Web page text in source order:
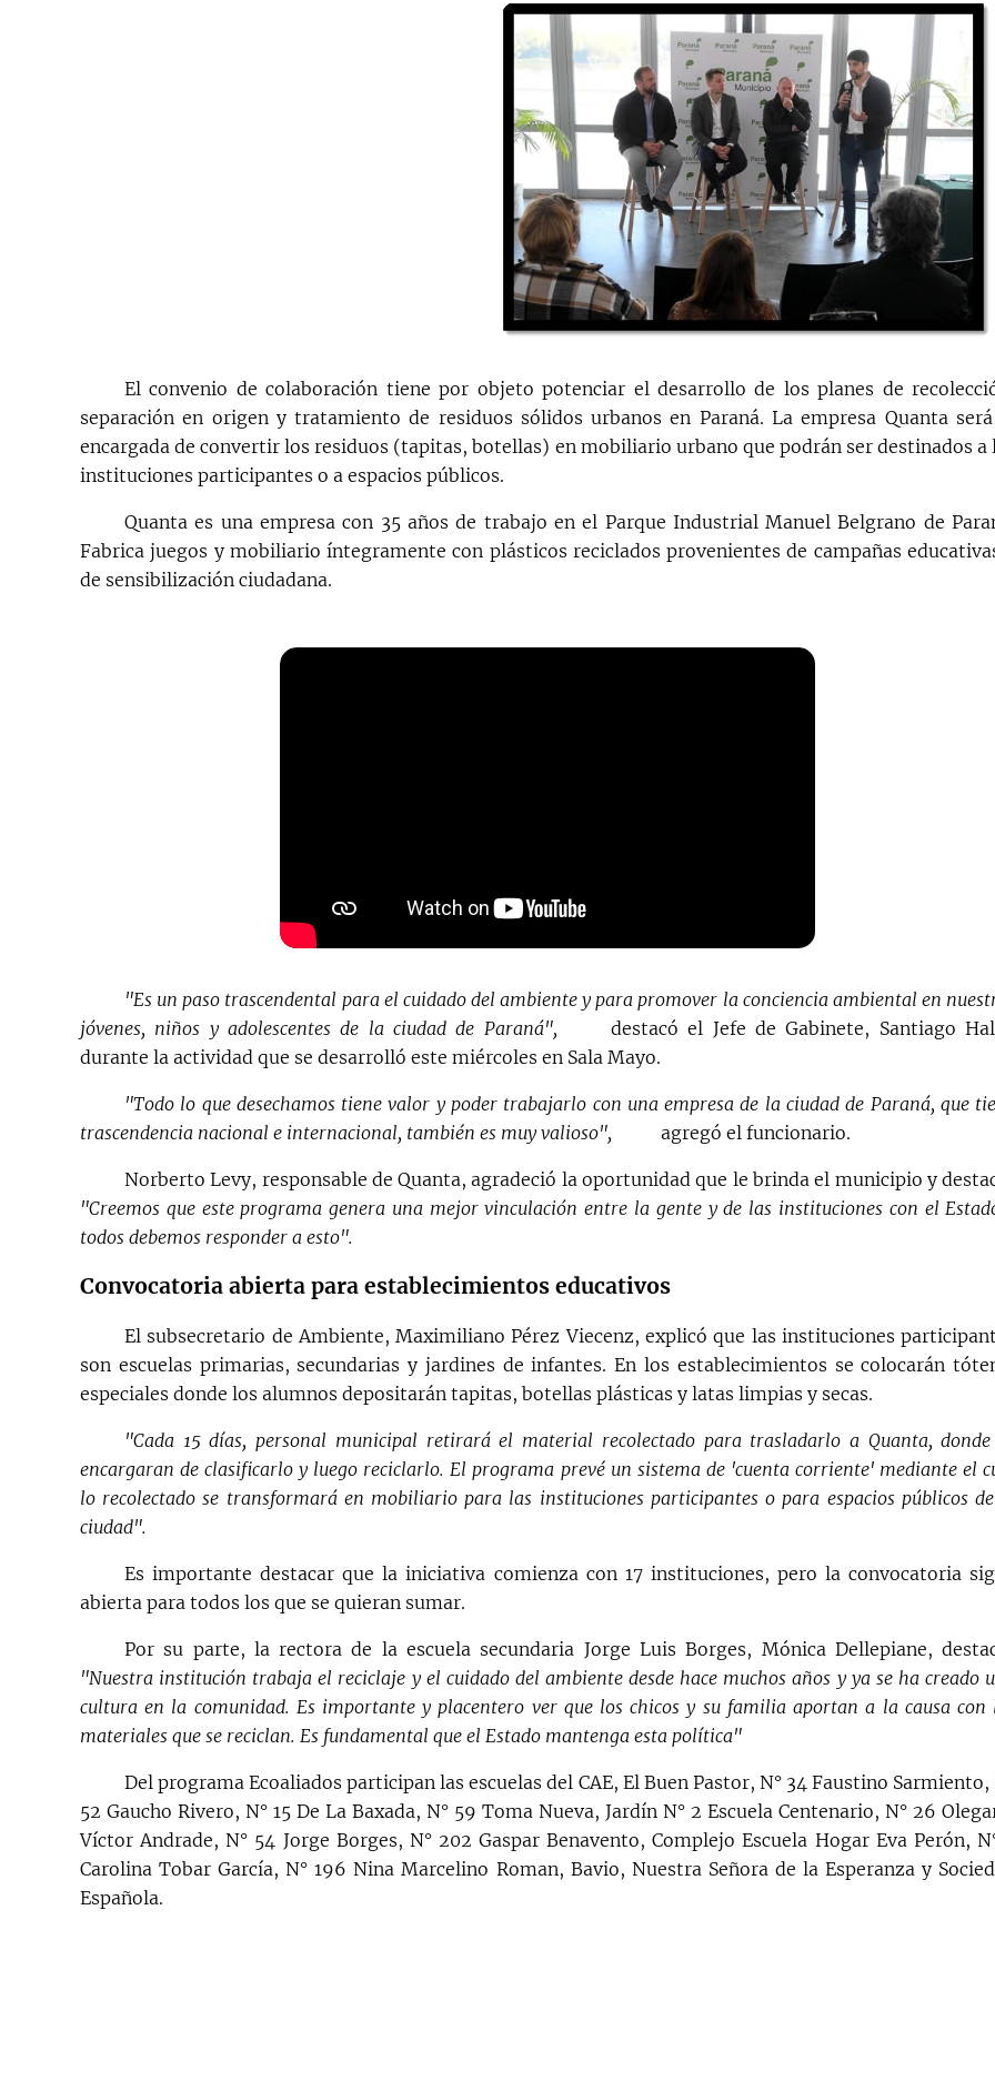
El convenio de colaboración tiene por objeto potenciar el desarrollo de los planes de
separación en origen y tratamiento de residuos sólidos urbanos en Paraná. La empresa Quanta
encargada de convertir los residuos (tapitas, botellas) en mobiliario urbano que podrán ser destinados a
instituciones participantes o a espacios públicos.
Quanta es una empresa con 35 años de trabajo en el Parque Industrial Manuel Belgrano de
Fabrica juegos y mobiliario íntegramente con plásticos reciclados provenientes de campañas
de sensibilización ciudadana.
"Es un paso trascendental para el cuidado del ambiente y para promover la conciencia ambiental en
jóvenes, niños y adolescentes de la ciudad de Paraná",
destacó el Jefe de Gabinete, Santiago
durante la actividad que se desarrolló este miércoles en Sala Mayo.
"Todo lo que desechamos tiene valor y poder trabajarlo con una empresa de la ciudad de Paraná, que
trascendencia nacional e internacional, también es muy valioso",
agregó el funcionario.
Norberto Levy, responsable de Quanta, agradeció la oportunidad que le brinda el municipio y
"Creemos que este programa genera una mejor vinculación entre la gente y de las instituciones con el
todos debemos responder a esto".
Convocatoria abierta para establecimientos educativos
El subsecretario de Ambiente, Maximiliano Pérez Viecenz, explicó que las instituciones
son escuelas primarias, secundarias y jardines de infantes. En los establecimientos se colocarán
especiales donde los alumnos depositarán tapitas, botellas plásticas y latas limpias y secas.
"Cada 15 días, personal municipal retirará el material recolectado para trasladarlo a Quanta, donde
encargaran de clasificarlo y luego reciclarlo. El programa prevé un sistema de 'cuenta corriente' mediante el
lo recolectado se transformará en mobiliario para las instituciones participantes o para espacios públicos
ciudad".
Es importante destacar que la iniciativa comienza con 17 instituciones, pero la convocatoria
abierta para todos los que se quieran sumar.
Por su parte, la rectora de la escuela secundaria Jorge Luis Borges, Mónica Dellepiane,
"Nuestra institución trabaja el reciclaje y el cuidado del ambiente desde hace muchos años y ya se ha creado
cultura en la comunidad. Es importante y placentero ver que los chicos y su familia aportan a la causa con
materiales que se reciclan. Es fundamental que el Estado mantenga esta política"
Del programa Ecoaliados participan las escuelas del CAE, El Buen Pastor, N° 34 Faustino Sarmiento,
52 Gaucho Rivero, N° 15 De La Baxada, N° 59 Toma Nueva, Jardín N° 2 Escuela Centenario, N° 26
Víctor Andrade, N° 54 Jorge Borges, N° 202 Gaspar Benavento, Complejo Escuela Hogar Eva Perón,
Carolina Tobar García, N° 196 Nina Marcelino Roman, Bavio, Nuestra Señora de la Esperanza y
Española.